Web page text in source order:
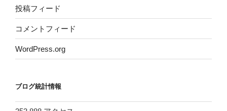
投稿フィード
コメントフィード
WordPress.org
ブログ統計情報